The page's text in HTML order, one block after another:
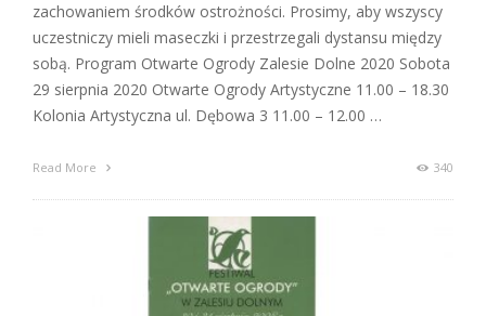
zachowaniem środków ostrożności. Prosimy, aby wszyscy
uczestniczy mieli maseczki i przestrzegali dystansu między
sobą. Program Otwarte Ogrody Zalesie Dolne 2020 Sobota
29 sierpnia 2020 Otwarte Ogrody Artystyczne 11.00 – 18.30
Kolonia Artystyczna ul. Dębowa 3 11.00 – 12.00 …
Read More 340